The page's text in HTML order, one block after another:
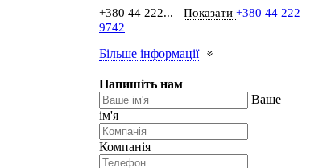
+380 44 222...
Показати +380 44 222
9742
Більше інформації
Напишіть нам
Ваше
ім'я
Компанія